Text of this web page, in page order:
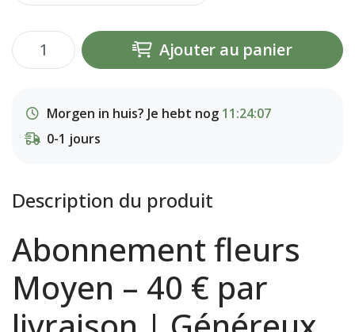
Ajouter au panier
Morgen in huis? Je hebt nog 11:24:06
0-1 jours
Description du produit
Abonnement fleurs
Moyen – 40 € par